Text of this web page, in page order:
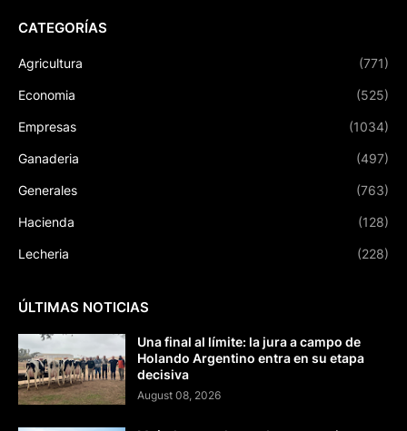
CATEGORÍAS
Agricultura (771)
Economia (525)
Empresas (1034)
Ganaderia (497)
Generales (763)
Hacienda (128)
Lecheria (228)
ÚLTIMAS NOTICIAS
Una final al límite: la jura a campo de
Holando Argentino entra en su etapa
decisiva
August 08, 2026